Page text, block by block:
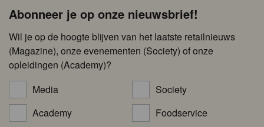
Abonneer je op onze nieuwsbrief!
Wil je op de hoogte blijven van het laatste retailnieuws
(Magazine), onze evenementen (Society) of onze
opleidingen (Academy)?
Media
Society
Academy
Foodservice